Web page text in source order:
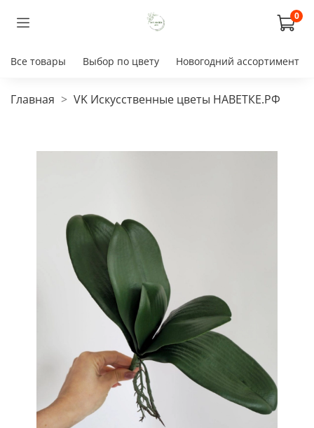
0
Все товары Выбор по цвету Новогодний ассортимент
Главная VK Искусственные цветы НАВЕТКЕ.РФ